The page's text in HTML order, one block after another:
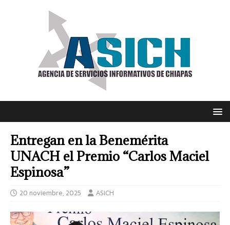
Entregan en la Benemérita
UNACH el Premio “Carlos Maciel
Espinosa”
20 noviembre, 2025 ASICH